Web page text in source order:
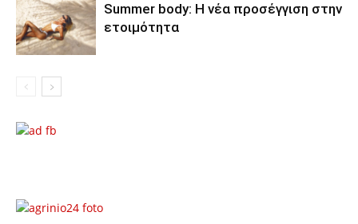
Summer body: Η νέα προσέγγιση στην
ετοιμότητα